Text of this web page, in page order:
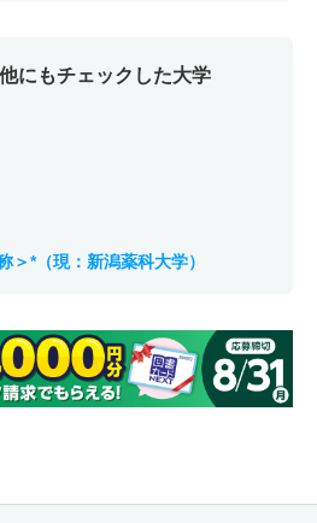
にもチェックした大学
＞*（現：新潟薬科大学）